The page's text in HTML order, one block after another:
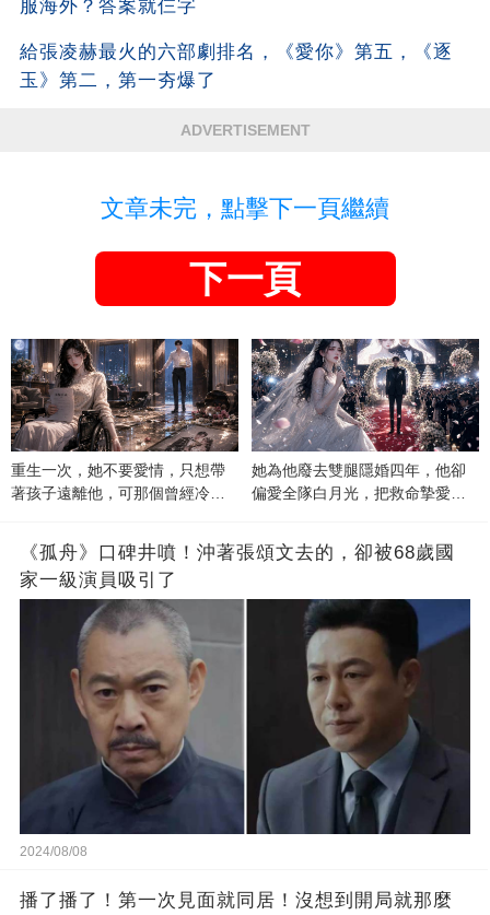
服海外？答案就仨字
給張凌赫最火的六部劇排名，《愛你》第五，《逐
玉》第二，第一夯爆了
ADVERTISEMENT
文章未完，點擊下一頁繼續
下一頁
重生一次，她不要愛情，只想帶
著孩子遠離他，可那個曾經冷漠
她為他廢去雙腿隱婚四年，他卻
偏愛全隊白月光，把救命摯愛當
《孤舟》口碑井噴！沖著張頌文去的，卻被68歲國
家一級演員吸引了
2024/08/08
播了播了！第一次見面就同居！沒想到開局就那麼